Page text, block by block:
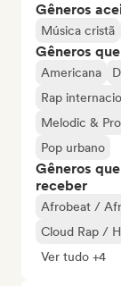
Gêneros
Música cristã
Gêneros
Americana
Rap
Melodic &
Pop urbano
Gêneros
receber
Afrobeat /
Cloud Rap /
Ver tudo +4